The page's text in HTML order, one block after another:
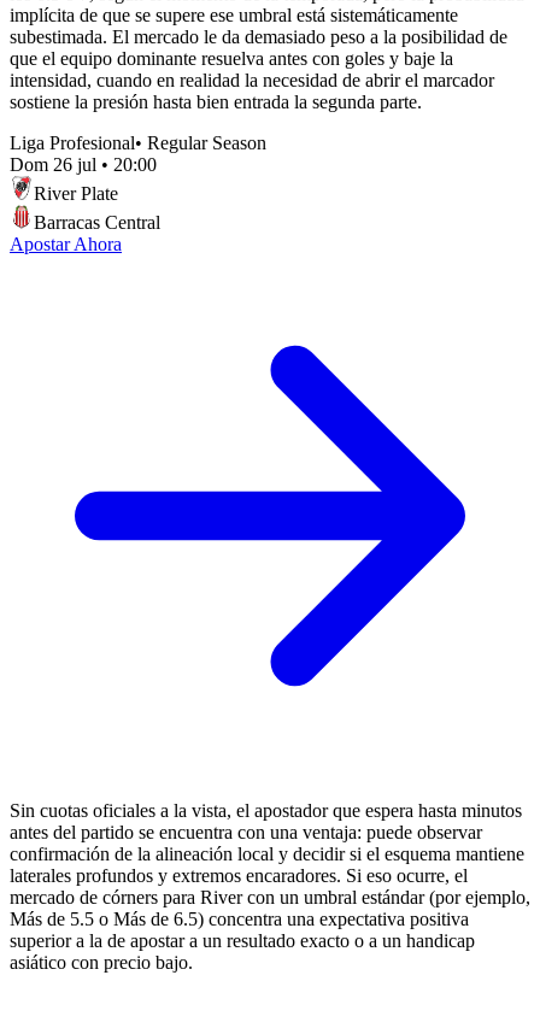
implícita de que se supere ese umbral está sistemáticamente
subestimada. El mercado le da demasiado peso a la posibilidad de
que el equipo dominante resuelva antes con goles y baje la
intensidad, cuando en realidad la necesidad de abrir el marcador
sostiene la presión hasta bien entrada la segunda parte.
Liga Profesional• Regular Season
Dom 26 jul • 20:00
River Plate
Barracas Central
Apostar Ahora
Sin cuotas oficiales a la vista, el apostador que espera hasta minutos
antes del partido se encuentra con una ventaja: puede observar
confirmación de la alineación local y decidir si el esquema mantiene
laterales profundos y extremos encaradores. Si eso ocurre, el
mercado de córners para River con un umbral estándar (por ejemplo,
Más de 5.5 o Más de 6.5) concentra una expectativa positiva
superior a la de apostar a un resultado exacto o a un handicap
asiático con precio bajo.